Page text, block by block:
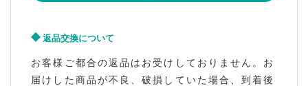
返品交換について
お客様ご都合の返品はお受けしておりません。お
届けした商品が不良、破損していた場合、到着後